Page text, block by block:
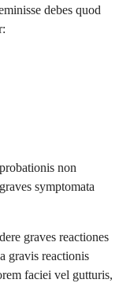
debes quod
non
symptomata
graves reactiones
gravis reactionis
faciei vel gutturis,